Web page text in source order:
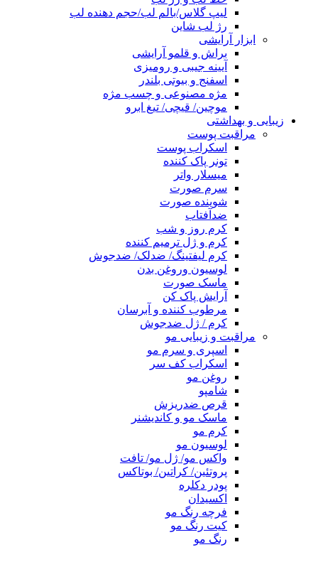
لیپ گلاس/بالم لب/حجم دهنده لب
رژ لب شاین
ابزار آرایشی
براش و قلمو آرایشی
آیینه جیبی و رومیزی
اسفنج و بیوتی بلندر
مژه مصنوعی و چسب مژه
موچین/ قیچی/ تیغ ابرو
زیبایی و بهداشتی
مراقبت پوست
اسکراب پوست
تونر پاک کننده
میسلار واتر
سرم صورت
شوینده صورت
ضدآفتاب
کرم روز و شب
کرم و ژل ترمیم کننده
کرم لیفتینگ/ ضدلک/ ضدجوش
لوسیون وروغن بدن
ماسک صورت
آرایش پاک کن
مرطوب کننده و آبرسان
کرم / ژل ضدجوش
مراقبت و زیبایی مو
اسپری و سرم مو
اسکراب کف سر
روغن مو
شامپو
قرص ضدریزش
ماسک مو و کاندیشنر
کرم مو
لوسیون مو
واکس مو/ ژل مو/ تافت
پروتئین/ کراتین/ بوتاکس
پودر دکلره
اکسیدان
فرچه رنگ مو
کیت رنگ مو
رنگ مو